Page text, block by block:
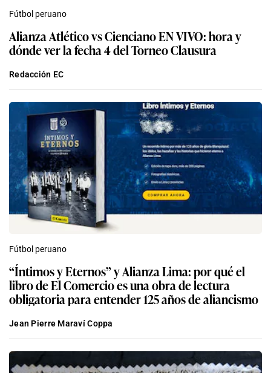
Fútbol peruano
Alianza Atlético vs Cienciano EN VIVO: hora y
dónde ver la fecha 4 del Torneo Clausura
Redacción EC
Fútbol peruano
“Íntimos y Eternos” y Alianza Lima: por qué el
libro de El Comercio es una obra de lectura
obligatoria para entender 125 años de aliancismo
Jean Pierre Maraví Coppa